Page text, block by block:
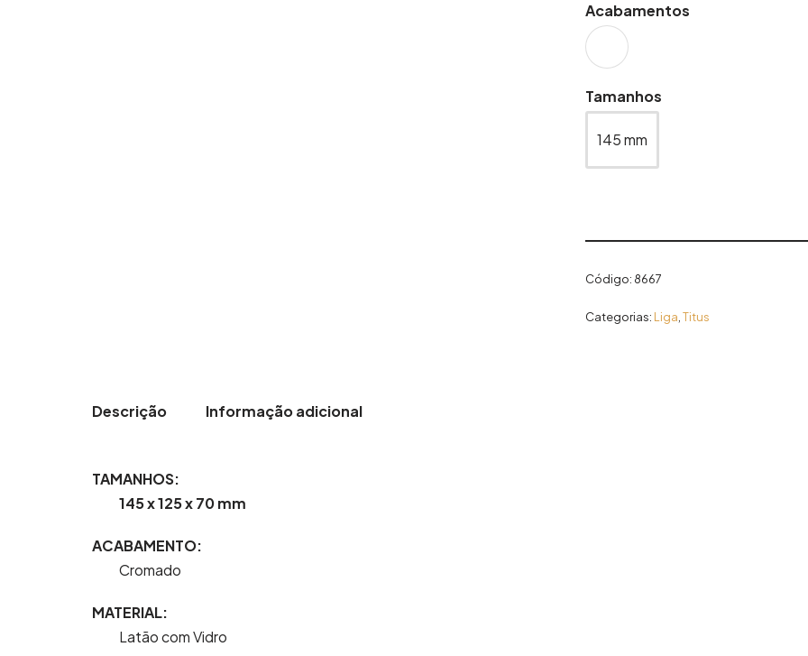
Acabamentos
Tamanhos
145 mm
Código: 8667
Categorias: Liga ,Titus
Descrição Informação adicional
TAMANHOS:
145 x 125 x 70 mm
ACABAMENTO:
Cromado
MATERIAL:
Latão com Vidro